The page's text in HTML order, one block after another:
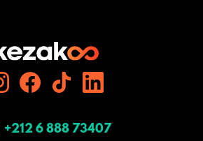
+212 6 888 73407